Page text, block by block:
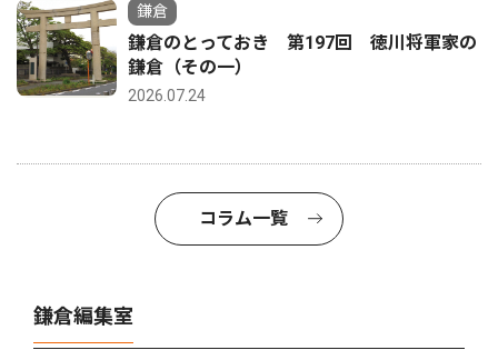
鎌倉
鎌倉のとっておき 第197回 徳川将軍家の
鎌倉（その一）
2026.07.24
コラム一覧
鎌倉編集室